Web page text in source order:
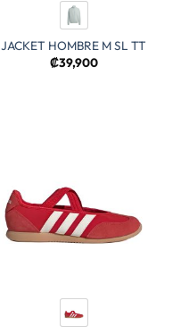
JACKET HOMBRE M SL TT
₡39,900